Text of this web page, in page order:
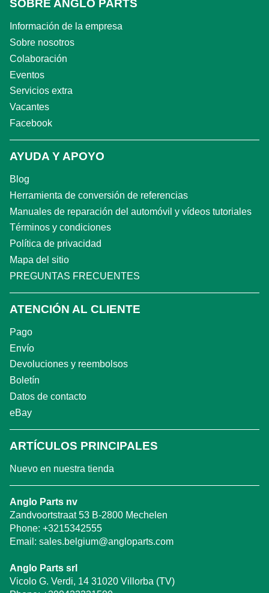
SOBRE ANGLO PARTS
Información de la empresa
Sobre nosotros
Colaboración
Eventos
Servicios extra
Vacantes
Facebook
AYUDA Y APOYO
Blog
Herramienta de conversión de referencias
Manuales de reparación del automóvil y vídeos tutoriales
Términos y condiciones
Política de privacidad
Mapa del sitio
PREGUNTAS FRECUENTES
ATENCIÓN AL CLIENTE
Pago
Envío
Devoluciones y reembolsos
Boletín
Datos de contacto
eBay
ARTÍCULOS PRINCIPALES
Nuevo en nuestra tienda
Anglo Parts nv
Zandvoortstraat 53 B-2800 Mechelen
Phone: +3215342555
Email: sales.belgium@angloparts.com
Anglo Parts srl
Vicolo G. Verdi, 14 31020 Villorba (TV)